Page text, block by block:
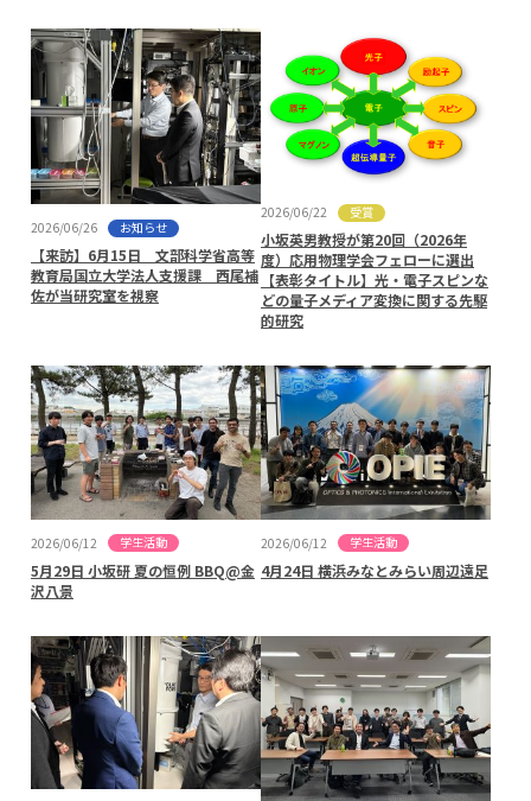
2026/06/26 お知らせ
【来訪】6月15日 文部科学省高等
教育局国立大学法人支援課 西尾補
佐が当研究室を視察
2026/06/22 受賞
小坂英男教授が第20回（2026年
度）応用物理学会フェローに選出
【表彰タイトル】光・電子スピンな
どの量子メディア変換に関する先駆
的研究
2026/06/12 学生活動
5月29日 小坂研 夏の恒例 BBQ@金
沢八景
2026/06/12 学生活動
4月24日 横浜みなとみらい周辺遠足